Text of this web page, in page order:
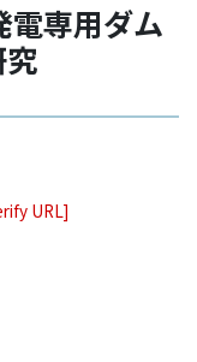
電専用ダム
URL]